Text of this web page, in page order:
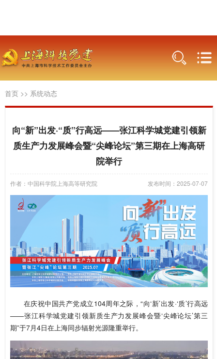
首页 >> 系统动态
向“新”出发·“质”行高远——张江科学城党建引领新
质生产力发展峰会暨“尖峰论坛”第三期在上海高研
院举行
作者：中国科学院上海高等研究院 发布时间：2025-07-07
在庆祝中国共产党成立104周年之际，“向‘新’出发·‘质’行高远
——张江科学城党建引领新质生产力发展峰会暨‘尖峰论坛’第三
期”于7月4日在上海同步辐射光源隆重举行。